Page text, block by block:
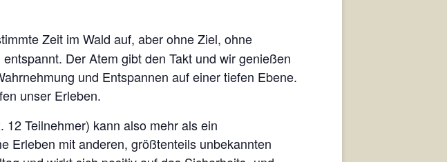
Zeit im Wald auf, aber ohne Ziel, ohne
Der Atem gibt den Takt und wir genießen
und Entspannen auf einer tiefen Ebene.
unser Erleben.
12 Teilnehmer) kann also mehr als ein
Erleben mit anderen, größtenteils unbekannten